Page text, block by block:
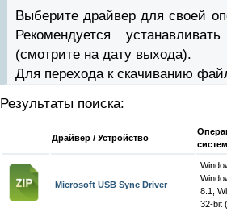
Выберите драйвер для своей
Рекомендуется
(смотрите на дату выхода).
Для перехода к скачиванию
Результаты поиска:
Драйвер / Устройство
Microsoft USB Sync Driver
8.1,
32-bit